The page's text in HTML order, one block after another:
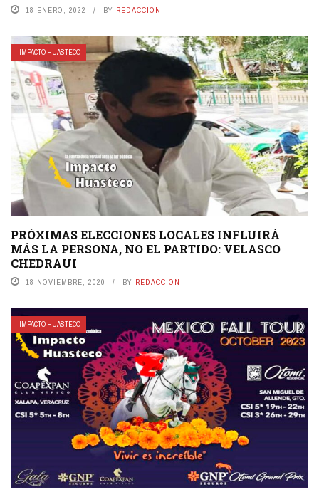
18 ENERO, 2022 BY REDACCION
IMPACTO HUASTECO
PRÓXIMAS ELECCIONES LOCALES INFLUIRÁ
MÁS LA PERSONA, NO EL PARTIDO: VELASCO
CHEDRAUI
18 NOVIEMBRE, 2020 BY REDACCION
IMPACTO HUASTECO